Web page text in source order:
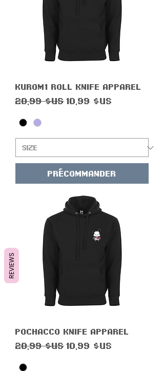
Kur0m1 R0ll Knife Apparel
Prix original
20,99 $US Prix promotionnel
10,99 $US
Précommander
Pochacco Knife Apparel
Prix original
20,99 $US Prix promotionnel
10,99 $US
REVIEWS